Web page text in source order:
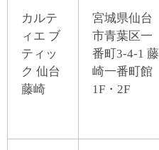
カルテ
ィエ ブ
ティッ
ク 仙台
藤崎
宮城県仙台
市青葉区一
番町3-4-1 藤
崎一番町館
1F・2F